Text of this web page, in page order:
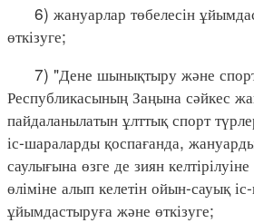
6) жануарлар төбелесін
өткізуге;
7) "Дене шынықтыру және спорт
Республикасының Заңына сәйкес
пайдаланылатын ұлттық спорт
іс-шараларды қоспағанда,
саулығына өзге де зиян
өліміне алып келетін ойын-сауық
ұйымдастыруға және өткізуге;